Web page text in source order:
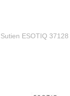
Sutien ESOTIQ 37128